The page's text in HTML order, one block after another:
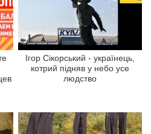
Ігор Сікорський - українець,
котрий підняв у небо усе
людство